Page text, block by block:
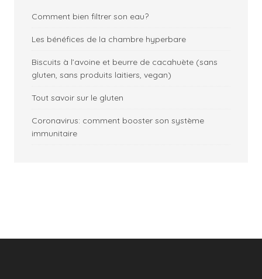
Comment bien filtrer son eau?
Les bénéfices de la chambre hyperbare
Biscuits à l’avoine et beurre de cacahuète (sans
gluten, sans produits laitiers, vegan)
Tout savoir sur le gluten
Coronavirus: comment booster son système
immunitaire